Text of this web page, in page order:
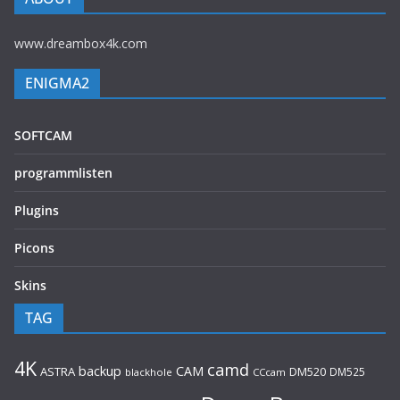
www.dreambox4k.com
ENIGMA2
SOFTCAM
programmlisten
Plugins
Picons
Skins
TAG
4K ASTRA backup blackhole CAM camd CCcam DM520 DM525